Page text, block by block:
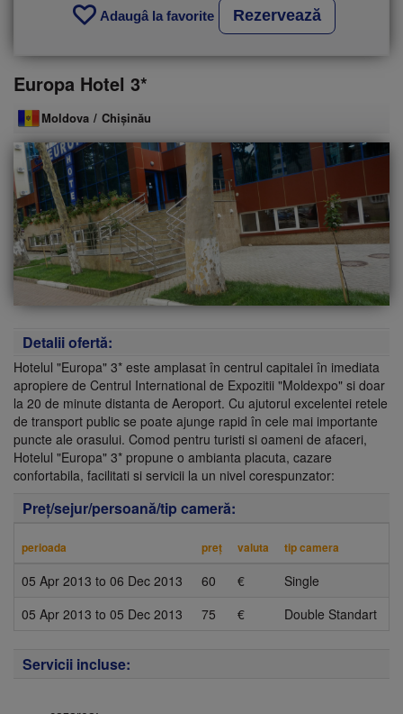
Adaugâ la favorite Rezervează
Europa Hotel 3*
Moldova / Chişinău
Detalii ofertă:
Hotelul "Europa" 3* este amplasat în centrul capitalei în imediata
apropiere de Centrul International de Expozitii "Moldexpo" si doar
la 20 de minute distanta de Aeroport. Cu ajutorul excelentei retele
de transport public se poate ajunge rapid în cele mai importante
puncte ale orasului. Comod pentru turisti si oameni de afaceri,
Hotelul "Europa" 3* propune o ambianta placuta, cazare
confortabila, facilitati si servicii la un nivel corespunzator:
Preţ/sejur/persoană/tip cameră:
perioada preţ valuta tip camera
05 Apr 2013 to 06 Dec 2013 60 €
Single
05 Apr 2013 to 05 Dec 2013 75 € Double Standart
Servicii incluse: